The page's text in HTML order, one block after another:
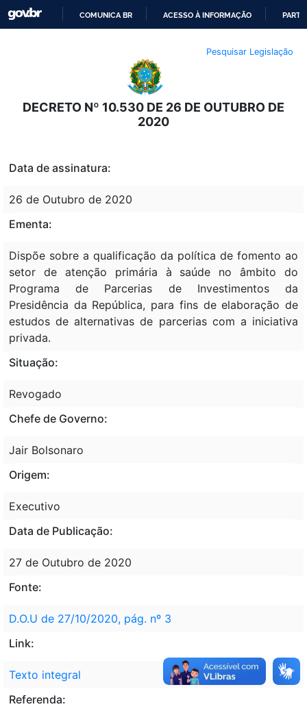
O
CONTEÚDO
COMUNICA BR ACESSO À INFORMAÇÃO
Pesquisar Legislação
DECRETO Nº 10.530 DE 26 DE OUTUBRO DE
2020
Data de assinatura:
26 de Outubro de 2020
Ementa:
Dispõe sobre a qualificação da política de fomento ao
setor de atenção primária à saúde no âmbito do
Programa de Parcerias de Investimentos da
Presidência da República, para fins de elaboração de
estudos de alternativas de parcerias com a iniciativa
privada.
Situação:
Revogado
Chefe de Governo:
Jair Bolsonaro
Origem:
Executivo
Data de Publicação:
27 de Outubro de 2020
Fonte:
D.O.U de 27/10/2020, pág. nº 3
Link:
Texto integral
Referenda: